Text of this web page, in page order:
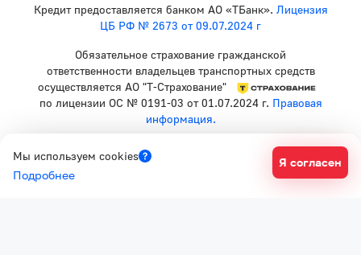
Кредит предоставляется банком АО «ТБанк». Лицензия
ЦБ РФ № 2673 от 09.07.2024 г
Обязательное страхование гражданской
ответственности владельцев транспортных средств
осуществляется АО "Т-Страхование"
по лицензии ОС № 0191-03 от 01.07.2024 г. Правовая
информация.
Политика конфиденциальности
Согласие на рекламную рассылку
Мы используем cookies
Подробнее
Я согласен